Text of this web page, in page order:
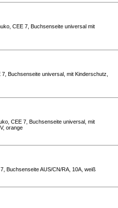
CEE 7, Buchsenseite universal mit
Buchsenseite universal, mit Kinderschutz,
CEE 7, Buchsenseite universal, mit
orange
Buchsenseite AUS/CN/RA, 10A, weiß